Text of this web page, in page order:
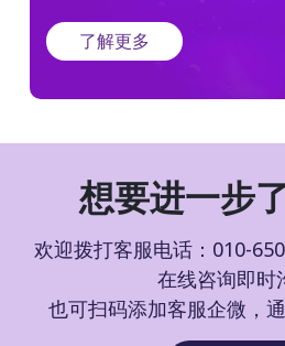
了解更多
想要进一步
欢迎拨打客服电话：010-
在线咨询即时
也可扫码添加客服企微，